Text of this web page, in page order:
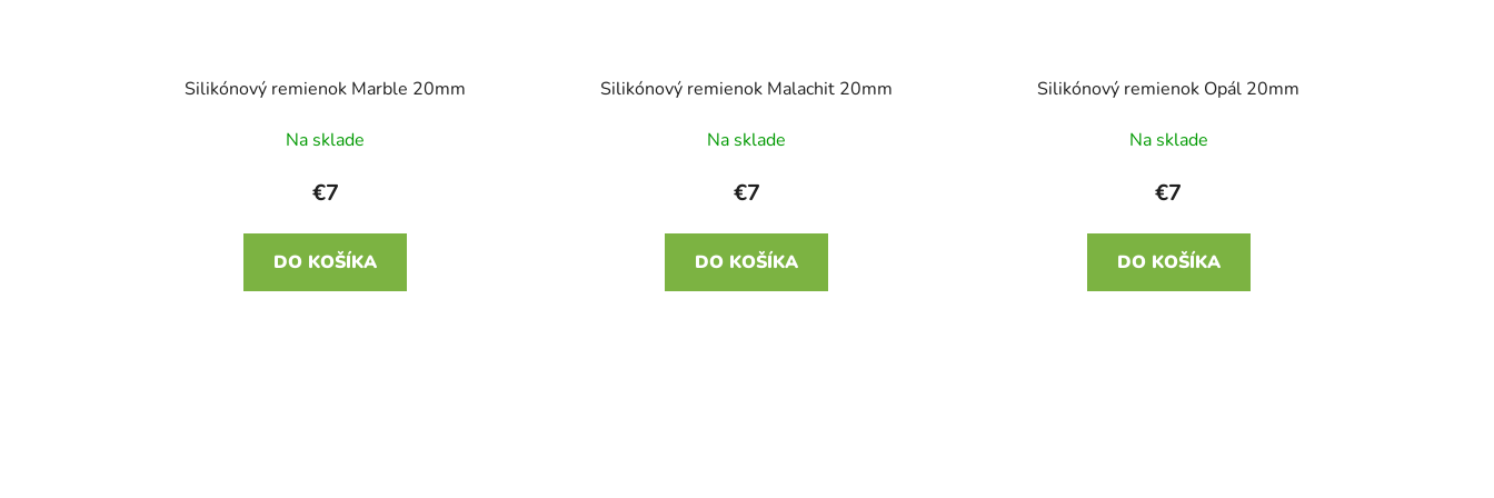
Silikónový remienok Marble 20mm
Na sklade
€7
DO KOŠÍKA
Silikónový remienok Malachit 20mm
Na sklade
€7
DO KOŠÍKA
Silikónový remienok Opál 20mm
Na sklade
€7
DO KOŠÍKA